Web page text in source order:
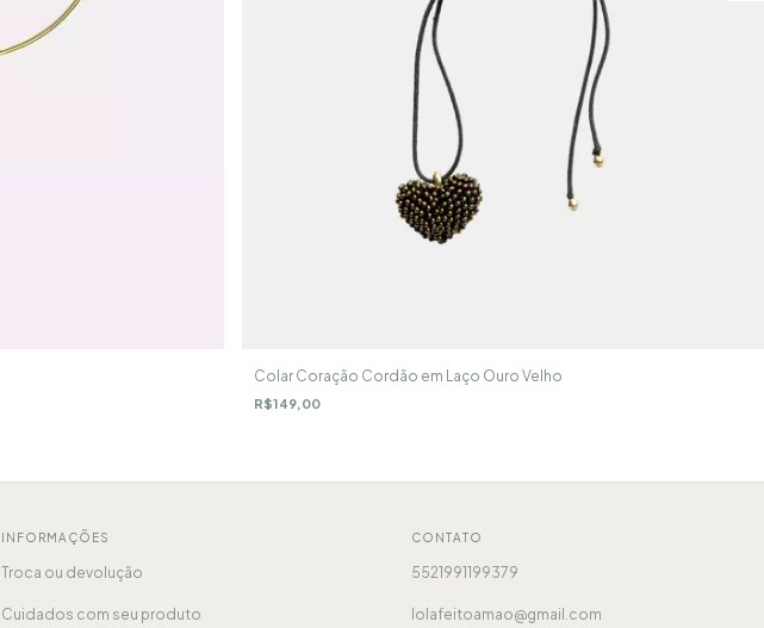
Colar Coração Cordão em Laço Ouro Velho
R$149,00
INFORMAÇÕES
Troca ou devolução
Cuidados com seu produto
CONTATO
5521991199379
lolafeitoamao@gmail.com